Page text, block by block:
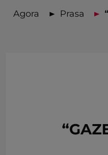
Agora Prasa